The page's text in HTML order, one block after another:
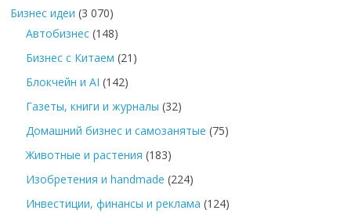
Бизнес идеи (3 070)
Автобизнес (148)
Бизнес с Китаем (21)
Блокчейн и AI (142)
Газеты, книги и журналы (32)
Домашний бизнес и самозанятые (75)
Животные и растения (183)
Изобретения и handmade (224)
Инвестиции, финансы и реклама (124)